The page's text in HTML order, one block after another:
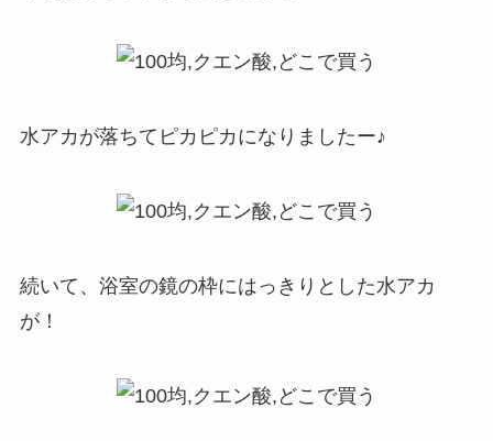
水アカが落ちてピカピカになりましたー♪
続いて、浴室の鏡の枠にはっきりとした水アカ
が！